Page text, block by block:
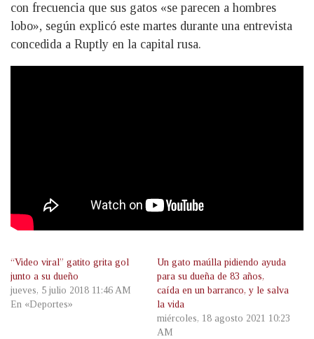
con frecuencia que sus gatos «se parecen a hombres
lobo», según explicó este martes durante una entrevista
concedida a Ruptly en la capital rusa.
“Video viral” gatito grita gol
junto a su dueño
jueves, 5 julio 2018 11:46 AM
En «Deportes»
Un gato maúlla pidiendo ayuda
para su dueña de 83 años,
caída en un barranco, y le salva
la vida
miércoles, 18 agosto 2021 10:23
AM